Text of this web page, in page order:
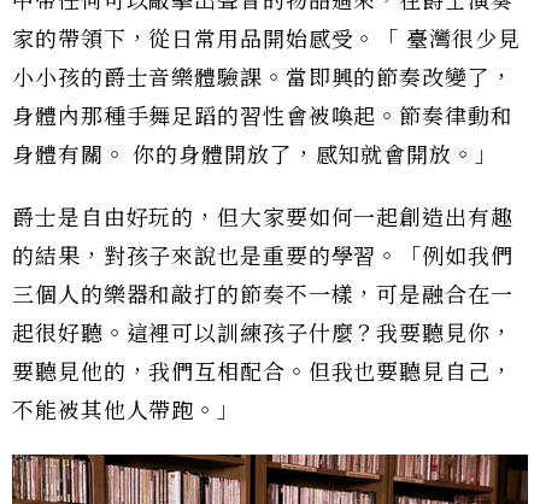
家的帶領下，從日常用品開始感受。「 臺灣很少見
小小孩的爵士音樂體驗課。當即興的節奏改變了，
身體內那種手舞足蹈的習性會被喚起。節奏律動和
身體有關。 你的身體開放了，感知就會開放。」
爵士是自由好玩的，但大家要如何一起創造出有趣
的結果，對孩子來說也是重要的學習。「例如我們
三個人的樂器和敲打的節奏不一樣，可是融合在一
起很好聽。這裡可以訓練孩子什麼？我要聽見你，
要聽見他的，我們互相配合。但我也要聽見自己，
不能被其他人帶跑。」